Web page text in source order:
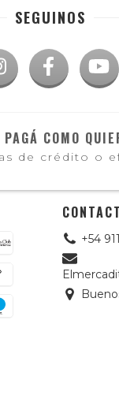
SEGUINOS
PAGÁ COMO
de crédito o
+54